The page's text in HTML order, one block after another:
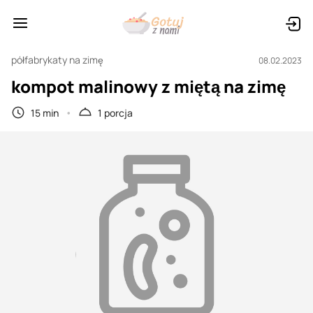
półfabrykaty na zimę 08.02.2023
kompot malinowy z miętą na zimę
15 min 1 porcja